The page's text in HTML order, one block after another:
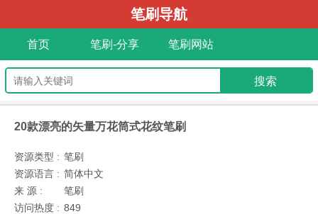
笔刷导航
首页 笔刷-分享 笔刷网站
20款漂亮的矢量万花筒式花纹笔刷
资源类型 : 笔刷
资源语言 : 简体中文
来 源 :
笔刷
访问热度 : 849